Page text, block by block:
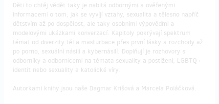
Děti to chtěj vědět taky je nabitá odbornými a ověřenými
informacemi o tom, jak se vyvíjí vztahy, sexualita a tělesno napříč
dětstvím až po dospělost, ale taky osobními výpověďmi a
modelovými ukázkami konverzací. Kapitoly pokrývají spektrum
témat od diverzity těl a masturbace přes první lásky a rozchody až
po porno, sexuální násilí a kybernásilí. Doplňují je rozhovory s
odborníky a odbornicemi na témata sexuality a postižení, LGBTQ+
identit nebo sexuality a katolické víry.
Autorkami knihy jsou naše Dagmar Krišová a Marcela Poláčková.